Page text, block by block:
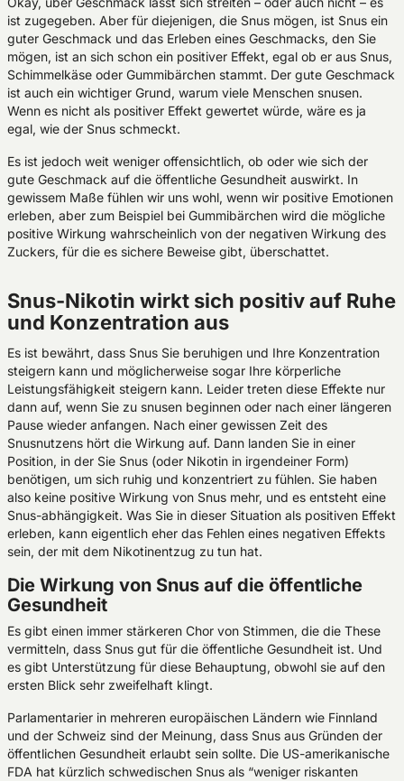
ist zugegeben. Aber für diejenigen, die Snus mögen, ist Snus ein
guter Geschmack und das Erleben eines Geschmacks, den Sie
mögen, ist an sich schon ein positiver Effekt, egal ob er aus Snus,
Schimmelkäse oder Gummibärchen stammt. Der gute Geschmack
ist auch ein wichtiger Grund, warum viele Menschen snusen.
Wenn es nicht als positiver Effekt gewertet würde, wäre es ja
egal, wie der Snus schmeckt.
Es ist jedoch weit weniger offensichtlich, ob oder wie sich der
gute Geschmack auf die öffentliche Gesundheit auswirkt. In
gewissem Maße fühlen wir uns wohl, wenn wir positive Emotionen
erleben, aber zum Beispiel bei Gummibärchen wird die mögliche
positive Wirkung wahrscheinlich von der negativen Wirkung des
Zuckers, für die es sichere Beweise gibt, überschattet.
Snus-Nikotin wirkt sich positiv auf Ruhe
und Konzentration aus
Es ist bewährt, dass Snus Sie beruhigen und Ihre Konzentration
steigern kann und möglicherweise sogar Ihre körperliche
Leistungsfähigkeit steigern kann. Leider treten diese Effekte nur
dann auf, wenn Sie zu snusen beginnen oder nach einer längeren
Pause wieder anfangen. Nach einer gewissen Zeit des
Snusnutzens hört die Wirkung auf. Dann landen Sie in einer
Position, in der Sie Snus (oder Nikotin in irgendeiner Form)
benötigen, um sich ruhig und konzentriert zu fühlen. Sie haben
also keine positive Wirkung von Snus mehr, und es entsteht eine
Snus-abhängigkeit. Was Sie in dieser Situation als positiven Effekt
erleben, kann eigentlich eher das Fehlen eines negativen Effekts
sein, der mit dem Nikotinentzug zu tun hat.
Die Wirkung von Snus auf die öffentliche
Gesundheit
Es gibt einen immer stärkeren Chor von Stimmen, die die These
vermitteln, dass Snus gut für die öffentliche Gesundheit ist. Und
es gibt Unterstützung für diese Behauptung, obwohl sie auf den
ersten Blick sehr zweifelhaft klingt.
Parlamentarier in mehreren europäischen Ländern wie Finnland
und der Schweiz sind der Meinung, dass Snus aus Gründen der
öffentlichen Gesundheit erlaubt sein sollte. Die US-amerikanische
FDA hat kürzlich schwedischen Snus als “weniger riskanten